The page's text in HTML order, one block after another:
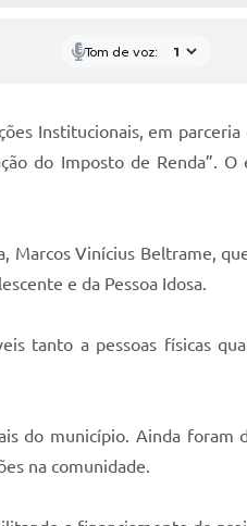
Tom de voz:
Institucionais, em
do Imposto de Renda”.
Vinícius Beltrame,
e da Pessoa Idosa.
tanto a pessoas físicas
do município. Ainda foram
na comunidade.